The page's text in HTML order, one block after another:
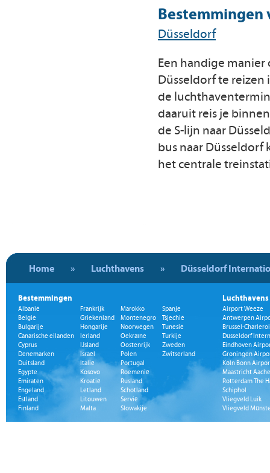
Düsseldorf
Een handige
Düsseldorf te
de
daaruit reis je
de S-lijn naar
bus naar
het centrale
Home » Luchthavens » Düsseldorf
Bestemmingen
Albanië
België
Bulgarije
Canarische eilanden
Cyprus
Denemarken
Duitsland
Egypte
Emiraten
Engeland
Estland
Finland
Frankrijk
Griekenland
Hongarije
Ierland
IJsland
Israël
Italië
Kosovo
Kroatië
Letland
Litouwen
Malta
Marokko
Montenegro
Noorwegen
Oekraïne
Oostenrijk
Polen
Portugal
Roemenië
Rusland
Schotland
Servië
Slowakije
Spanje
Tsjechië
Tunesië
Turkije
Zweden
Zwitserland
Luchthavens
Airport Weeze
Antwerpen
Brussel-
Düsseldorf
Eindhoven
Groningen
Köln Bonn
Maastricht
Rotterdam The
Schiphol
Vliegveld Luik
Vliegveld